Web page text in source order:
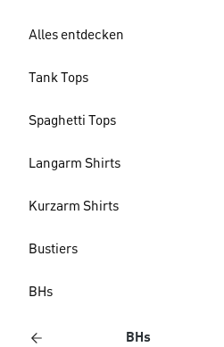
Alles entdecken
Tank Tops
Spaghetti Tops
Langarm Shirts
Kurzarm Shirts
Bustiers
BHs
BHs